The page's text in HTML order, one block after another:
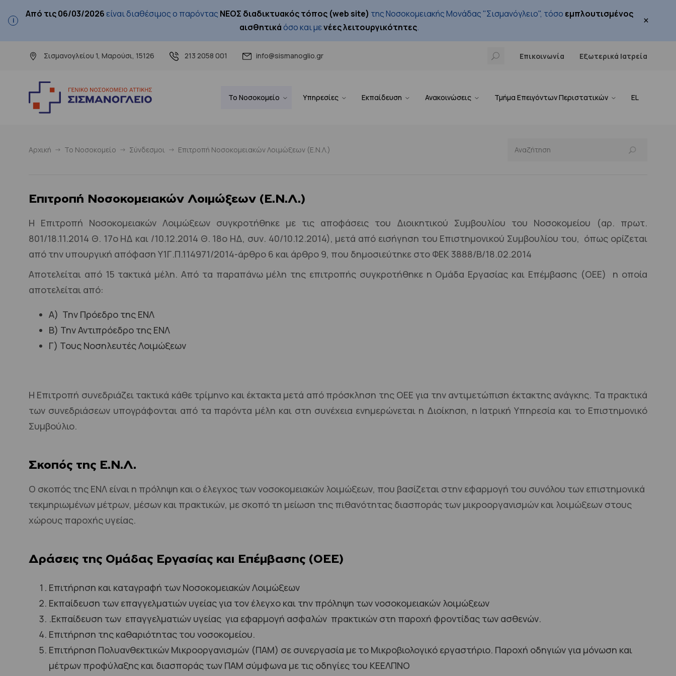
Από τις 06/03/2026 είναι διαθέσιμος ο παρόντας ΝΕΟΣ διαδικτυακός τόπος (web site) της Νοσοκομειακής Μονάδας "Σισμανόγλειο", τόσο εμπλουτισμένος
αισθητικάόσο και μενέες λειτουργικότητες. ×
Σισμανογλείου 1, Μαρούσι, 15126 213 2058 001 info@sismanoglio.gr Επικοινωνία Εξωτερικά Ιατρεία
Το Νοσοκομείο Υπηρεσίες Εκπαίδευση Ανακοινώσεις Τμήμα Επειγόντων Περιστατικών EL
Αρχική Το Νοσοκομείο Σύνδεσμοι Επιτροπή Νοσοκομειακών Λοιμώξεων (Ε.Ν.Λ.)
Επιτροπή Νοσοκομειακών Λοιμώξεων (Ε.Ν.Λ.)
Η Επιτροπή Νοσοκομειακών Λοιμώξεων συγκροτήθηκε με τις αποφάσεις του Διοικητικού Συμβουλίου του Νοσοκομείου (αρ. πρωτ.
801/18.11.2014 Θ. 17ο ΗΔ και /10.12.2014 Θ. 18ο ΗΔ, συν. 40/10.12.2014), μετά από εισήγηση του Επιστημονικού Συμβουλίου του, όπως ορίζεται
από την υπουργική απόφαση Υ1Γ.Π.114971/2014-άρθρο 6 και άρθρο 9, που δημοσιεύτηκε στο ΦΕΚ 3888/Β/18.02.2014
Αποτελείται από 15 τακτικά μέλη. Από τα παραπάνω μέλη της επιτροπής συγκροτήθηκε η Ομάδα Εργασίας και Επέμβασης (ΟΕΕ) η οποία
αποτελείται από:
Α) Την Πρόεδρο της ΕΝΛ
Β) Την Αντιπρόεδρο της ΕΝΛ
Γ) Τους Νοσηλευτές Λοιμώξεων
Η Επιτροπή συνεδριάζει τακτικά κάθε τρίμηνο και έκτακτα μετά από πρόσκληση της ΟΕΕ για την αντιμετώπιση έκτακτης ανάγκης. Τα πρακτικά
των συνεδριάσεων υπογράφονται από τα παρόντα μέλη και στη συνέχεια ενημερώνεται η Διοίκηση, η Ιατρική Υπηρεσία και το Επιστημονικό
Συμβούλιο.
Σκοπός της Ε.Ν.Λ.
Ο σκοπός της ΕΝΛ είναι η πρόληψη και ο έλεγχος των νοσοκομειακών λοιμώξεων, που βασίζεται στην εφαρμογή του συνόλου των επιστημονικά
τεκμηριωμένων μέτρων, μέσων και πρακτικών, με σκοπό τη μείωση της πιθανότητας διασποράς των μικροοργανισμών και λοιμώξεων στους
χώρους παροχής υγείας.
Δράσεις της Ομάδας Εργασίας και Επέμβασης (ΟΕΕ)
Επιτήρηση και καταγραφή των Νοσοκομειακών Λοιμώξεων
Εκπαίδευση των επαγγελματιών υγείας για τον έλεγχο και την πρόληψη των νοσοκομειακών λοιμώξεων
.Εκπαίδευση των επαγγελματιών υγείας για εφαρμογή ασφαλών πρακτικών στη παροχή φροντίδας των ασθενών.
Επιτήρηση της καθαριότητας του νοσοκομείου.
Επιτήρηση Πολυανθεκτικών Μικροοργανισμών (ΠΑΜ) σε συνεργασία με το Μικροβιολογικό εργαστήριο. Παροχή οδηγιών για μόνωση και
μέτρων προφύλαξης και διασποράς των ΠΑΜ σύμφωνα με τις οδηγίες του ΚΕΕΛΠΝΟ